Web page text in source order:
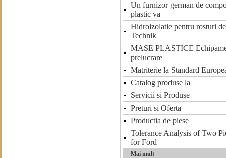
Un furnizor german de
plastic va
Hidroizolatie pentru rosturi
Technik
MASE PLASTICE
prelucrare
Matriterie la Standard
Catalog produse la
Servicii si Produse
Preturi si Oferta
Productia de piese
Tolerance Analysis of Two
for Ford
Mai mult